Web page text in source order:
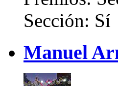
Sección: Sí
Manuel